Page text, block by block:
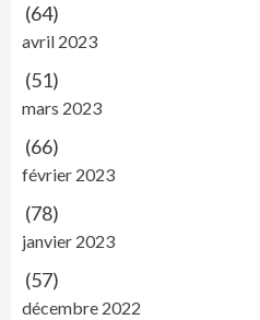
(64)
avril 2023
(51)
mars 2023
(66)
février 2023
(78)
janvier 2023
(57)
décembre 2022